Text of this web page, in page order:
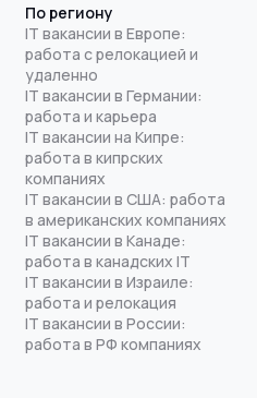
По региону
IT вакансии в Европе:
работа с релокацией и
удаленно
IT вакансии в Германии:
работа и карьера
IT вакансии на Кипре:
работа в кипрских
компаниях
IT вакансии в США: работа
в американских компаниях
IT вакансии в Канаде:
работа в канадских IT
IT вакансии в Израиле:
работа и релокация
IT вакансии в России:
работа в РФ компаниях